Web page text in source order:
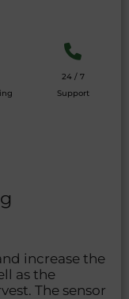
24 / 7
Support
increase the
as the
The sensor